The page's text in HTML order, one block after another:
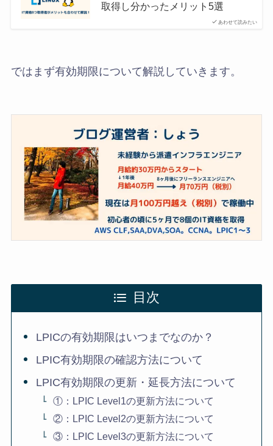
あわせて読みたい
取得し分かったメリット5選
ではまず有効期限について解説していきます。
目次
LPICの有効期限はいつまでなのか？
LPIC有効期限の確認方法について
LPIC有効期限の更新・延長方法について
①：LPIC Level1の更新方法について
②：LPIC Level2の更新方法について
③：LPIC Level3の更新方法について